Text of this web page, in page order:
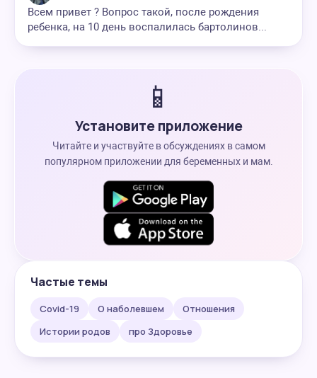
Всем привет ? Вопрос такой, после рождения
ребенка, на 10 день воспалилась бартолинов...
📱
Установите приложение
Читайте и участвуйте в обсуждениях в самом
популярном приложении для беременных и мам.
Частые темы
Covid-19 О наболевшем
Отношения
Истории родов
про Здоровье